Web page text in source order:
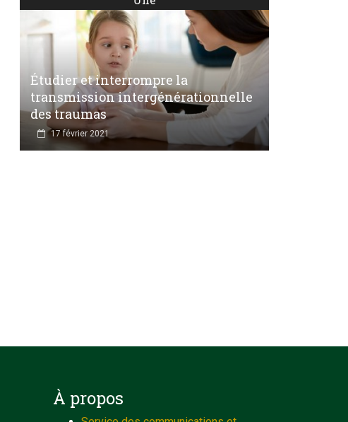
Étudier et interrompre la
transmission intergénérationnelle
des traumas
17 février 2021
À propos